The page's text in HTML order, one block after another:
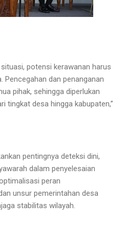
potensi kerawanan harus
dan penanganan
pihak, sehingga diperlukan
tingkat desa hingga kabupaten,”
pentingnya deteksi dini,
dalam penyelesaian
peran
unsur pemerintahan desa
stabilitas wilayah.